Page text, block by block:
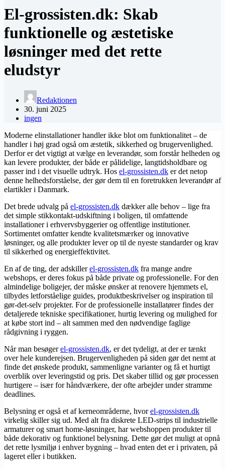
El-grossisten.dk: Skab
funktionelle og æstetiske
løsninger med det rette
eludstyr
Redaktionen
30. juni 2025
ingen
Moderne elinstallationer handler ikke blot om funktionalitet – de
handler i høj grad også om æstetik, sikkerhed og brugervenlighed.
Derfor er det vigtigt at vælge en leverandør, som forstår helheden og
kan levere produkter, der både er pålidelige, langtidsholdbare og
passer ind i det visuelle udtryk. Hos ​el-grossisten.dk er det netop
denne helhedsforståelse, der gør dem til en foretrukken leverandør af
elartikler i Danmark.
Det brede udvalg på ​el-grossisten.dk dækker alle behov – lige fra
det simple stikkontakt-udskiftning i boligen, til omfattende
installationer i erhvervsbyggerier og offentlige institutioner.
Sortimentet omfatter kendte kvalitetsmærker og innovative
løsninger, og alle produkter lever op til de nyeste standarder og krav
til sikkerhed og energieffektivitet.
En af de ting, der adskiller​el-grossisten.dk fra mange andre
webshops, er deres fokus på både private og professionelle. For den
almindelige boligejer, der måske ønsker at renovere hjemmets el,
tilbydes letforståelige guides, produktbeskrivelser og inspiration til
gør-det-selv projekter. For de professionelle installatører findes der
detaljerede tekniske specifikationer, hurtig levering og mulighed for
at købe stort ind – alt sammen med den nødvendige faglige
rådgivning i ryggen.
Når man besøger​el-grossisten.dk, er det tydeligt, at der er tænkt
over hele kunderejsen. Brugervenligheden på siden gør det nemt at
finde det ønskede produkt, sammenligne varianter og få et hurtigt
overblik over leveringstid og pris. Det skaber tillid og gør processen
hurtigere – især for håndværkere, der ofte arbejder under stramme
deadlines.
Belysning er også et af kerneområderne, hvor​el-grossisten.dk
virkelig skiller sig ud. Med alt fra diskrete LED-strips til industrielle
armaturer og smart home-løsninger, har webshoppen produkter til
både dekorativ og funktionel belysning. Dette gør det muligt at opnå
det rette lysmiljø i enhver bygning – hvad enten det er i privaten, på
lageret eller i butikken.